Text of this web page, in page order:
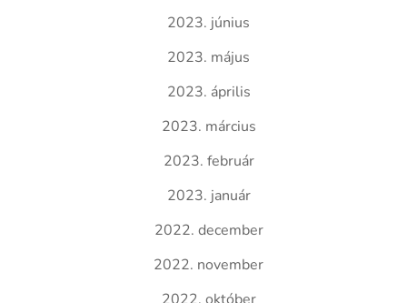
2023. június
2023. május
2023. április
2023. március
2023. február
2023. január
2022. december
2022. november